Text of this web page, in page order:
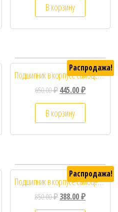
В корзину
Распродажа!
Подшипник в корпусе самоцентрирующийся 204 UCP
650.00₽445.00₽
В корзину
Распродажа!
Подшипник в корпусе самоцентрирующийся 205 UCP
850.00₽388.00₽